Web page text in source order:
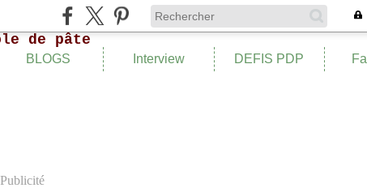
BLOGS Interview DEFIS PDP
Publicité